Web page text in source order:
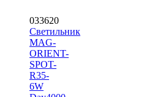
033620
Светильник
MAG-
ORIENT-
SPOT-
R35-
6W